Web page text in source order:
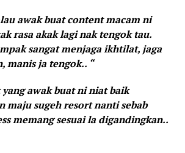
awak buat content macam ni
rasa akak lagi nak tengok tau.
sangat menjaga ikhtilat, jaga
manis ja tengok.. “
yang awak buat ni niat baik
maju sugeh resort nanti sebab
memang sesuai la digandingkan..